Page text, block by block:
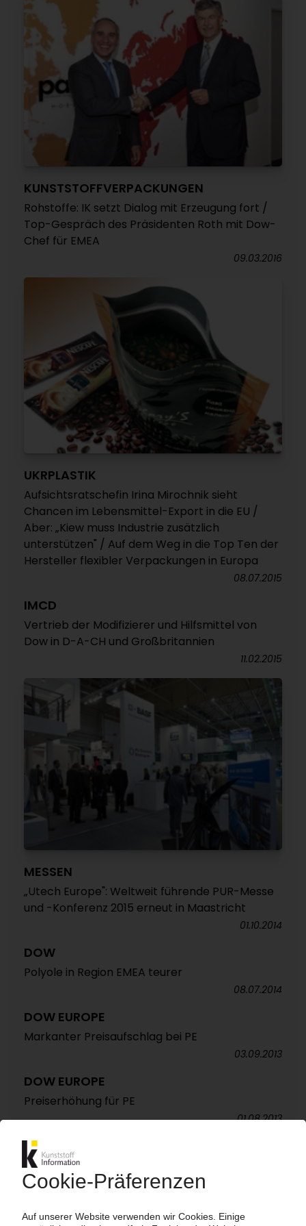
KUNSTSTOFFVERPACKUNGEN
Rohstoffe: IK setzt Dialog mit Erzeugung fort /
Top-Gespräch des Präsidenten Roth mit Dow-
Chef für EMEA
09.03.2016
UKRPLASTIK
Aufsichtsratschefin Irina Mirochnik sieht
Chancen im Lebensmittel-Export in die EU /
Aber: „Kiew muss Industrie zusätzlich
unterstützen" / Auf dem Weg in die Top Ten der
Hersteller flexibler Verpackungen in Europa
08.07.2015
IMCD
Vertrieb der Modifizierer und Hilfsmittel von
Dow in D-A-CH und Großbritannien
11.02.2015
MESSEN
„Utech Europe": Weltweit führende PUR-Messe
und -Konferenz 2015 erneut in Maastricht
01.10.2014
DOW
Polyole in Region EMEA teurer
08.07.2014
DOW EUROPE
Markanter Preisaufschlag bei PE
03.09.2013
DOW EUROPE
Preiserhöhung für PE
01.08.2013
DOW
Preisaufschlag für Polyethylen
DOW